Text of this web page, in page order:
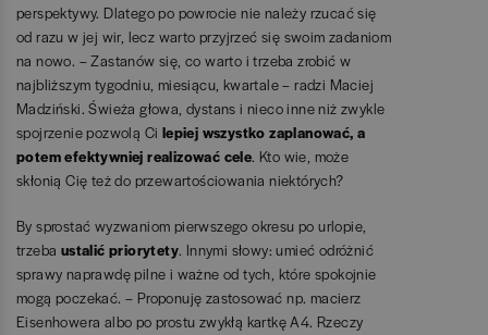
perspektywy. Dlatego po powrocie nie należy rzucać się
od razu w jej wir, lecz warto przyjrzeć się swoim zadaniom
na nowo. – Zastanów się, co warto i trzeba zrobić w
najbliższym tygodniu, miesiącu, kwartale – radzi Maciej
Madziński. Świeża głowa, dystans i nieco inne niż zwykle
spojrzenie pozwolą Ci lepiej wszystko zaplanować, a
potem efektywniej realizować cele. Kto wie, może
skłonią Cię też do przewartościowania niektórych?
By sprostać wyzwaniom pierwszego okresu po urlopie,
trzeba ustalić priorytety. Innymi słowy: umieć odróżnić
sprawy naprawdę pilne i ważne od tych, które spokojnie
mogą poczekać. – Proponuję zastosować np. macierz
Eisenhowera albo po prostu zwykłą kartkę A4. Rzeczy